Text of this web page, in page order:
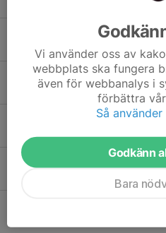
Linda Hamerius
Milly Tryggmer
Åsa Fagerkvist
Vi använder oss av
webbplats ska fungera
även för webbanalys i
förbättra
Så
Godkänn
Bara